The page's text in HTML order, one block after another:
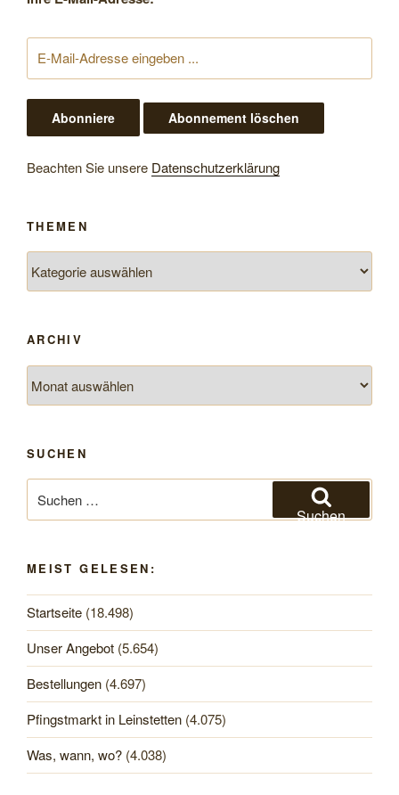
Beachten Sie unsere Datenschutzerklärung
THEMEN
ARCHIV
SUCHEN
nach:
Suchen
MEIST GELESEN:
Startseite (18.498)
Unser Angebot (5.654)
Bestellungen (4.697)
Pfingstmarkt in Leinstetten (4.075)
Was, wann, wo? (4.038)